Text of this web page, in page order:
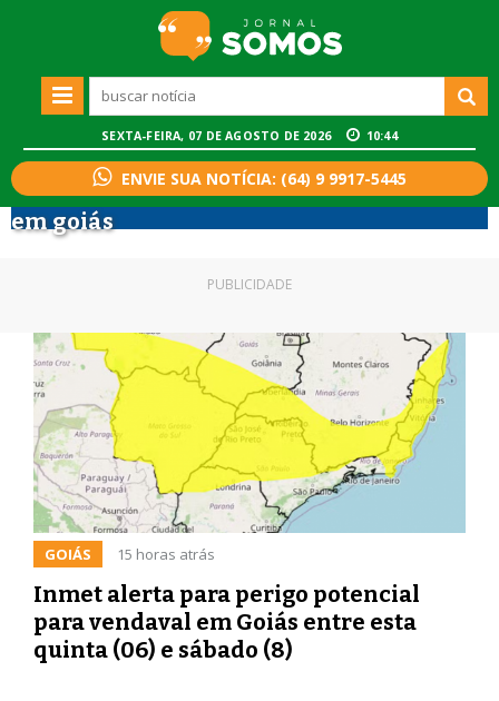
SEXTA-FEIRA, 07 DE AGOSTO DE 2026 10:44
ENVIE SUA NOTÍCIA: (64) 9 9917-5445
em goiás
GOIÁS 15 horas atrás
Inmet alerta para perigo potencial
para vendaval em Goiás entre esta
quinta (06) e sábado (8)
PUBLICIDADE